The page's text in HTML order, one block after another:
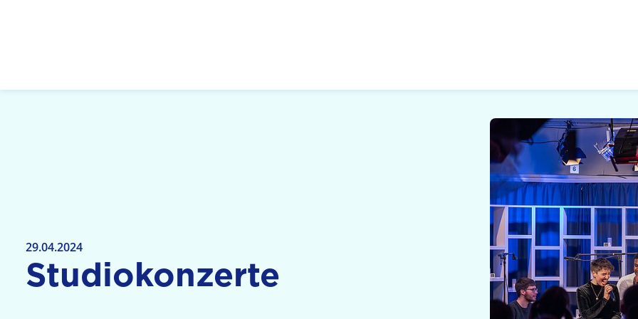
29.04.2024
Studiokonzerte